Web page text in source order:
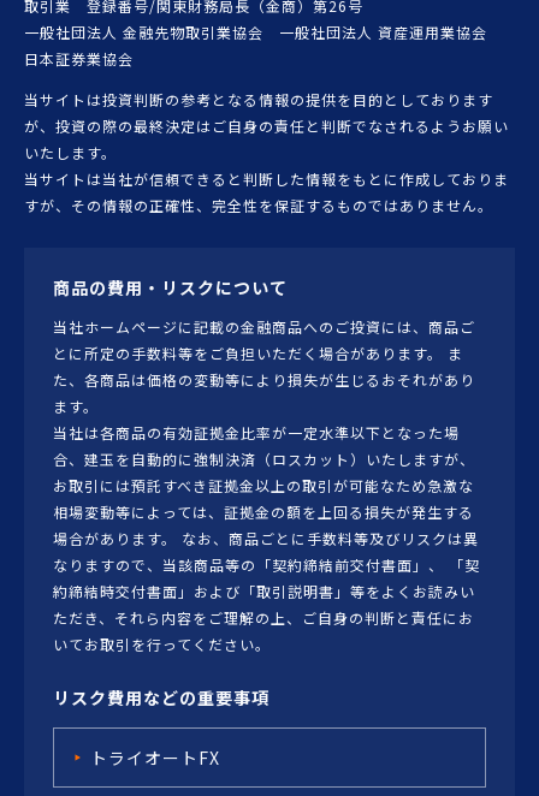
取引業 登録番号/関東財務局長（金商）第26号
一般社団法人 金融先物取引業協会 一般社団法人 資産運用業協会
日本証券業協会
当サイトは投資判断の参考となる情報の提供を目的としております
が、投資の際の最終決定はご自身の責任と判断でなされるようお願い
いたします。
当サイトは当社が信頼できると判断した情報をもとに作成しておりま
すが、その情報の正確性、完全性を保証するものではありません。
商品の費用・リスクについて
当社ホームページに記載の金融商品へのご投資には、商品ご
とに所定の手数料等をご負担いただく場合があります。 ま
た、各商品は価格の変動等により損失が生じるおそれがあり
ます。
当社は各商品の有効証拠金比率が一定水準以下となった場
合、建玉を自動的に強制決済（ロスカット）いたしますが、
お取引には預託すべき証拠金以上の取引が可能なため急激な
相場変動等によっては、証拠金の額を上回る損失が発生する
場合があります。 なお、商品ごとに手数料等及びリスクは異
なりますので、当該商品等の「契約締結前交付書面」、 「契
約締結時交付書面」および「取引説明書」等をよくお読みい
ただき、それら内容をご理解の上、ご自身の判断と責任にお
いてお取引を行ってください。
リスク費用などの重要事項
トライオートFX